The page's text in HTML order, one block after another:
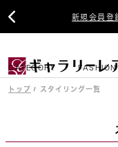
新規会員登

CATEGORY FASHION
トップ スタイリング一覧